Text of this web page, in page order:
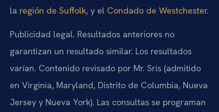
la región de Suffolk, y el Condado de Westchester.
Publicidad legal. Resultados anteriores no
garantizan un resultado similar. Los resultados
varían. Contenido revisado por Mr. Sris (admitido
en Virginia, Maryland, Distrito de Columbia, Nueva
Jersey y Nueva York). Las consultas se programan